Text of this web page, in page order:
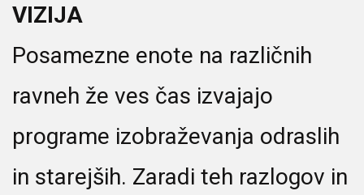
VIZIJA
Posamezne enote na različnih
ravneh že ves čas izvajajo
programe izobraževanja odraslih
in starejših. Zaradi teh razlogov in